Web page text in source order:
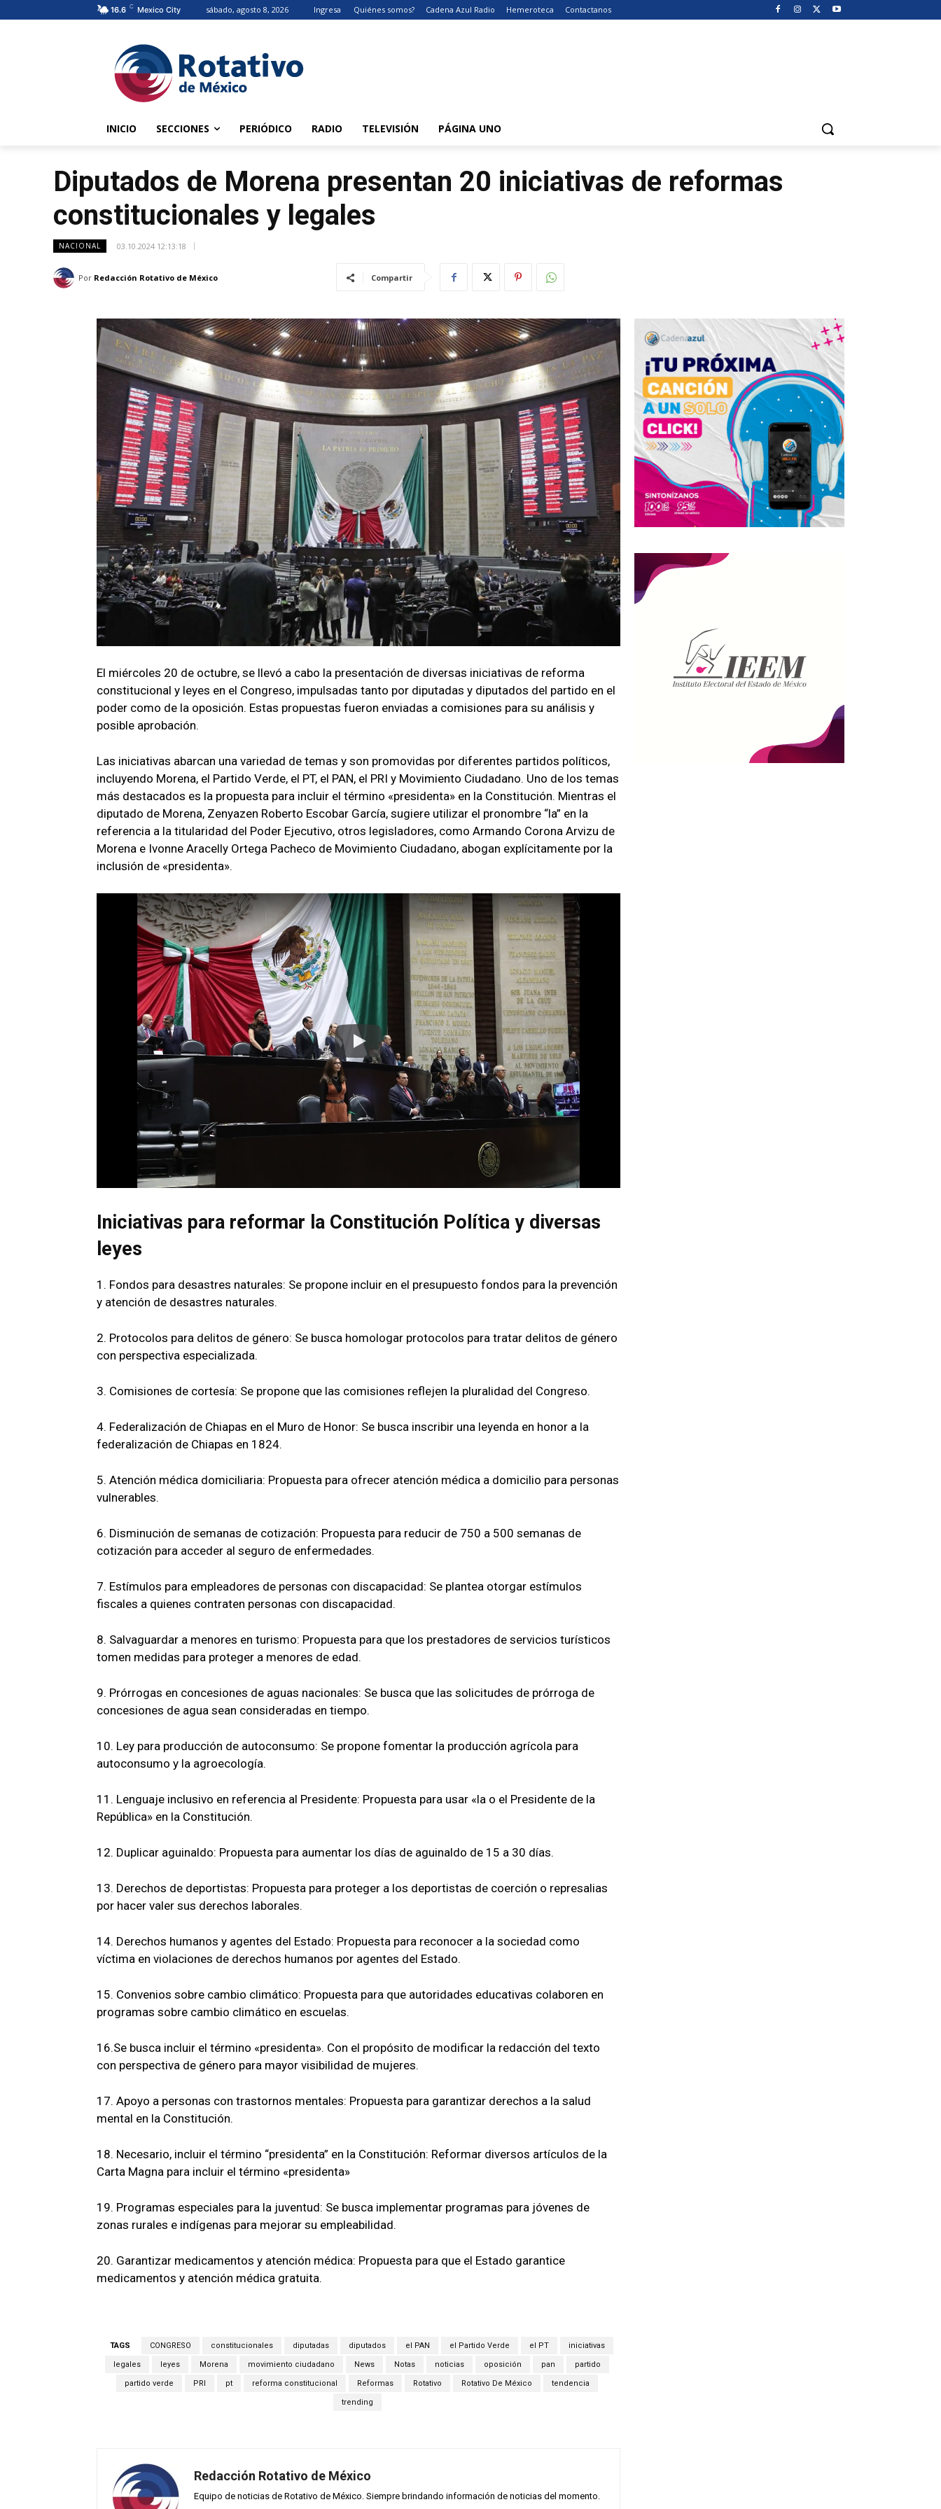
16.6 C Mexico City sábado, agosto 8, 2026 Ingresa Quiénes somos? Cadena Azul Radio Hemeroteca Contactanos
INICIO SECCIONES PERIÓDICO RADIO TELEVISIÓN PÁGINA UNO
Diputados de Morena presentan 20 iniciativas de reformas
constitucionales y legales
NACIONAL 03.10.2024 12:13:18
Por Redacción Rotativo de México Compartir
El miércoles 20 de octubre, se llevó a cabo la presentación de diversas iniciativas de reforma
constitucional y leyes en el Congreso, impulsadas tanto por diputadas y diputados del partido en el
poder como de la oposición. Estas propuestas fueron enviadas a comisiones para su análisis y
posible aprobación.
Las iniciativas abarcan una variedad de temas y son promovidas por diferentes partidos políticos,
incluyendo Morena, el Partido Verde, el PT, el PAN, el PRI y Movimiento Ciudadano. Uno de los temas
más destacados es la propuesta para incluir el término «presidenta» en la Constitución. Mientras el
diputado de Morena, Zenyazen Roberto Escobar García, sugiere utilizar el pronombre “la” en la
referencia a la titularidad del Poder Ejecutivo, otros legisladores, como Armando Corona Arvizu de
Morena e Ivonne Aracelly Ortega Pacheco de Movimiento Ciudadano, abogan explícitamente por la
inclusión de «presidenta».
Iniciativas para reformar la Constitución Política y diversas
leyes
1. Fondos para desastres naturales: Se propone incluir en el presupuesto fondos para la prevención
y atención de desastres naturales.
2. Protocolos para delitos de género: Se busca homologar protocolos para tratar delitos de género
con perspectiva especializada.
3. Comisiones de cortesía: Se propone que las comisiones reflejen la pluralidad del Congreso.
4. Federalización de Chiapas en el Muro de Honor: Se busca inscribir una leyenda en honor a la
federalización de Chiapas en 1824.
5. Atención médica domiciliaria: Propuesta para ofrecer atención médica a domicilio para personas
vulnerables.
6. Disminución de semanas de cotización: Propuesta para reducir de 750 a 500 semanas de
cotización para acceder al seguro de enfermedades.
7. Estímulos para empleadores de personas con discapacidad: Se plantea otorgar estímulos
fiscales a quienes contraten personas con discapacidad.
8. Salvaguardar a menores en turismo: Propuesta para que los prestadores de servicios turísticos
tomen medidas para proteger a menores de edad.
9. Prórrogas en concesiones de aguas nacionales: Se busca que las solicitudes de prórroga de
concesiones de agua sean consideradas en tiempo.
10. Ley para producción de autoconsumo: Se propone fomentar la producción agrícola para
autoconsumo y la agroecología.
11. Lenguaje inclusivo en referencia al Presidente: Propuesta para usar «la o el Presidente de la
República» en la Constitución.
12. Duplicar aguinaldo: Propuesta para aumentar los días de aguinaldo de 15 a 30 días.
13. Derechos de deportistas: Propuesta para proteger a los deportistas de coerción o represalias
por hacer valer sus derechos laborales.
14. Derechos humanos y agentes del Estado: Propuesta para reconocer a la sociedad como
víctima en violaciones de derechos humanos por agentes del Estado.
15. Convenios sobre cambio climático: Propuesta para que autoridades educativas colaboren en
programas sobre cambio climático en escuelas.
16.Se busca incluir el término «presidenta». Con el propósito de modificar la redacción del texto
con perspectiva de género para mayor visibilidad de mujeres.
17. Apoyo a personas con trastornos mentales: Propuesta para garantizar derechos a la salud
mental en la Constitución.
18. Necesario, incluir el término “presidenta” en la Constitución: Reformar diversos artículos de la
Carta Magna para incluir el término «presidenta»
19. Programas especiales para la juventud: Se busca implementar programas para jóvenes de
zonas rurales e indígenas para mejorar su empleabilidad.
20. Garantizar medicamentos y atención médica: Propuesta para que el Estado garantice
medicamentos y atención médica gratuita.
TAGS CONGRESO constitucionales diputadas diputados el PAN el Partido Verde el PT iniciativas
legales leyes Morena movimiento ciudadano News Notas noticias oposición pan partido
partido verde PRI pt reforma constitucional Reformas Rotativo Rotativo De México tendencia
trending
Redacción Rotativo de México
Equipo de noticias de Rotativo de México. Siempre brindando información de noticias del momento.